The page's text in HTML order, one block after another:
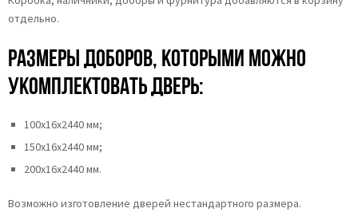
отдельно.
Размеры доборов, которыми можно
укомплектовать дверь:
100х16х2440 мм;
150х16х2440 мм;
200х16х2440 мм.
Возможно изготовление дверей нестандартного размера.